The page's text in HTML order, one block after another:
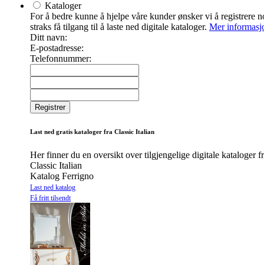
Kataloger
For å bedre kunne å hjelpe våre kunder ønsker vi å
straks få tilgang til å laste ned digitale kataloger. Mer
Ditt navn:
E-postadresse:
Telefonnummer:
Last ned gratis kataloger fra Classic Italian
Her finner du en oversikt over tilgjengelige digitale kataloger
Classic Italian
Katalog Ferrigno
Last ned katalog
Få fritt tilsendt